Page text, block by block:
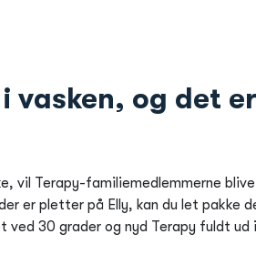
i vasken, og det
vil Terapy-familiemedlemmerne
er pletter på Elly, kan du let pakke
ved 30 grader og nyd Terapy fuldt ud